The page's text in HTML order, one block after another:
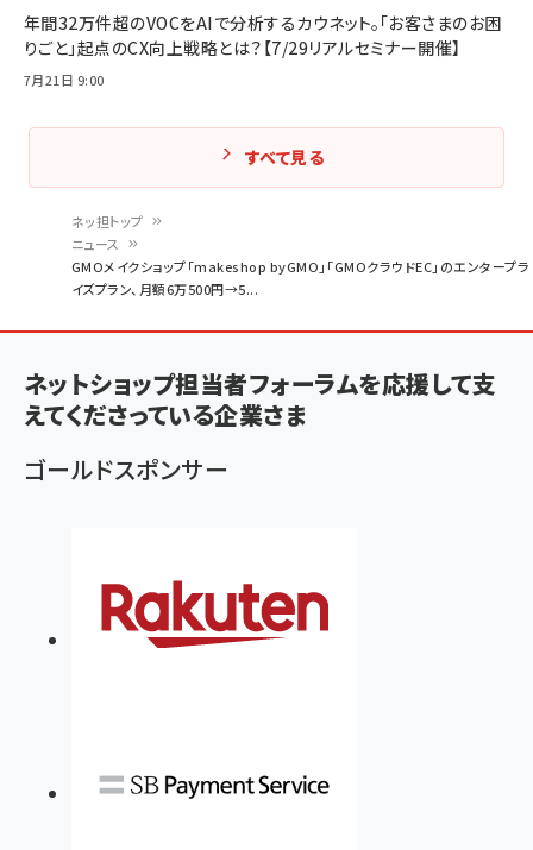
く
ず
ネッ担トップ
ニュース
GMOメイクショップ「makeshop byGMO」「GMOクラウドEC」のエンタープラ
イズプラン、月額6万500円→5...
年間32万件超のVOCをAIで分析するカウネット。「お客さまのお困
りごと」起点のCX向上戦略とは？【7/29リアルセミナー開催】
7月21日 9:00
すべて見る
ネットショップ担当者フォーラムを応援して支
えてくださっている企業さま
ゴールドスポンサー